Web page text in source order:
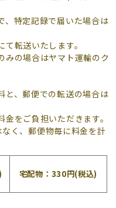
特定記録で届いた場合は
転送いたします。
の場合はヤマト運輸のク
、郵便での転送の場合は
をご負担いただきます。
く、郵便物毎に料金を計
宅配物：330円(税込)